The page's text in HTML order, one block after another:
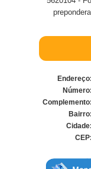
Endereço:
Número:
Complemento:
Bairro:
Cidade:
CEP: